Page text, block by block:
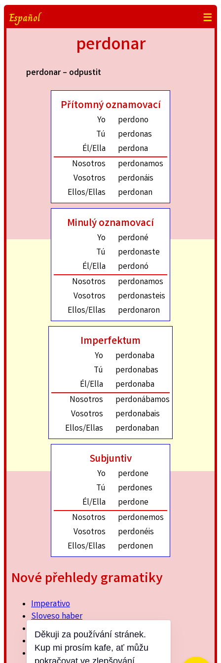
Español ☰
perdonar
perdonar – odpustit
Přítomný oznamovací
Yo
perdono
Tú
perdonas
Él/Ella
perdona
Nosotros
perdonamos
Vosotros
perdonáis
Ellos/Ellas
perdonan
Minulý oznamovací
Yo
perdoné
Tú
perdonaste
Él/Ella
perdonó
Nosotros
perdonamos
Vosotros
perdonasteis
Ellos/Ellas
perdonaron
Imperfektum
Yo
perdonaba
Tú
perdonabas
Él/Ella
perdonaba
Nosotros
perdonábamos
Vosotros
perdonabais
Ellos/Ellas
perdonaban
Subjuntiv
Yo
perdone
Tú
perdones
Él/Ella
perdone
Nosotros
perdonemos
Vosotros
perdonéis
Ellos/Ellas
perdonen
Nové přehledy gramatiky
Imperativo
Sloveso haber
Imperfektum
Přítomný subjuntiv
Minulý jednoduchý
Děkuji za používání stránek.
Kup mi prosím kafe, ať můžu
pokračovat ve zlepšování